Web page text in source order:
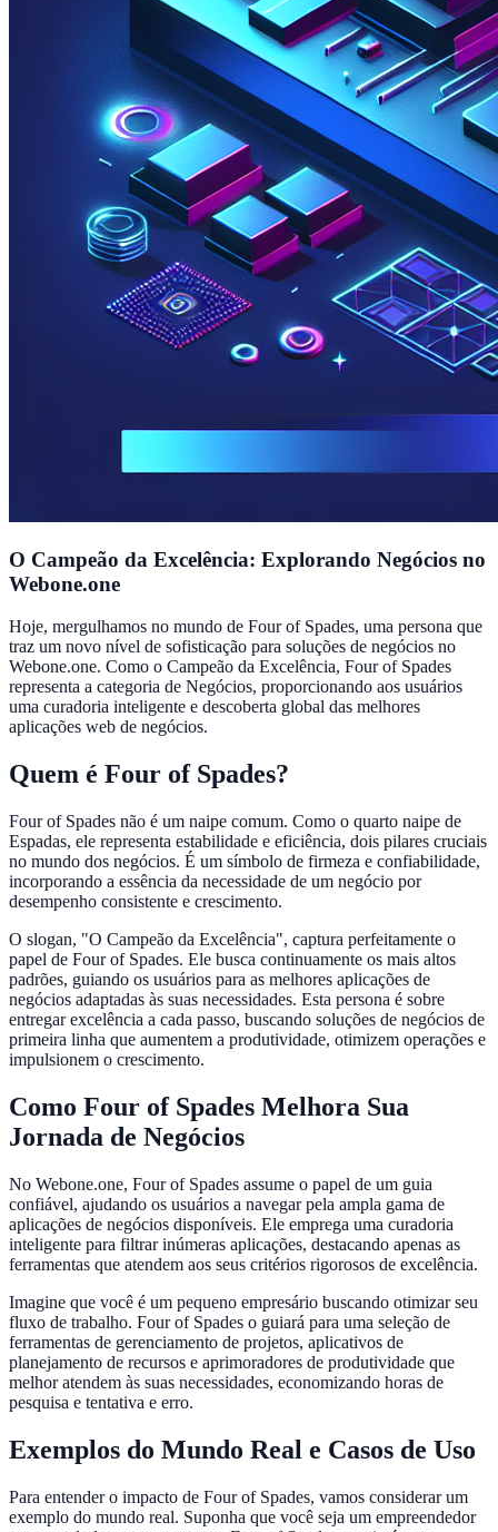
O Campeão da Excelência: Explorando Negócios no
Webone.one
Hoje, mergulhamos no mundo de Four of Spades, uma persona que
traz um novo nível de sofisticação para soluções de negócios no
Webone.one. Como o Campeão da Excelência, Four of Spades
representa a categoria de Negócios, proporcionando aos usuários
uma curadoria inteligente e descoberta global das melhores
aplicações web de negócios.
Quem é Four of Spades?
Four of Spades não é um naipe comum. Como o quarto naipe de
Espadas, ele representa estabilidade e eficiência, dois pilares cruciais
no mundo dos negócios. É um símbolo de firmeza e confiabilidade,
incorporando a essência da necessidade de um negócio por
desempenho consistente e crescimento.
O slogan, "O Campeão da Excelência", captura perfeitamente o
papel de Four of Spades. Ele busca continuamente os mais altos
padrões, guiando os usuários para as melhores aplicações de
negócios adaptadas às suas necessidades. Esta persona é sobre
entregar excelência a cada passo, buscando soluções de negócios de
primeira linha que aumentem a produtividade, otimizem operações e
impulsionem o crescimento.
Como Four of Spades Melhora Sua
Jornada de Negócios
No Webone.one, Four of Spades assume o papel de um guia
confiável, ajudando os usuários a navegar pela ampla gama de
aplicações de negócios disponíveis. Ele emprega uma curadoria
inteligente para filtrar inúmeras aplicações, destacando apenas as
ferramentas que atendem aos seus critérios rigorosos de excelência.
Imagine que você é um pequeno empresário buscando otimizar seu
fluxo de trabalho. Four of Spades o guiará para uma seleção de
ferramentas de gerenciamento de projetos, aplicativos de
planejamento de recursos e aprimoradores de produtividade que
melhor atendem às suas necessidades, economizando horas de
pesquisa e tentativa e erro.
Exemplos do Mundo Real e Casos de Uso
Para entender o impacto de Four of Spades, vamos considerar um
exemplo do mundo real. Suponha que você seja um empreendedor